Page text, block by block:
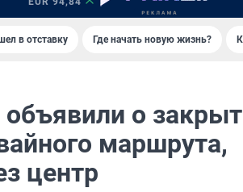
в отставку Где начать новую жизнь?
о
маршрута,
центр